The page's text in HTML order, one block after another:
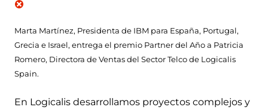
Marta Martínez, Presidenta de IBM para España, Portugal,
Grecia e Israel, entrega el premio Partner del Año a Patricia
Romero, Directora de Ventas del Sector Telco de Logicalis
Spain.
En Logicalis desarrollamos proyectos complejos y